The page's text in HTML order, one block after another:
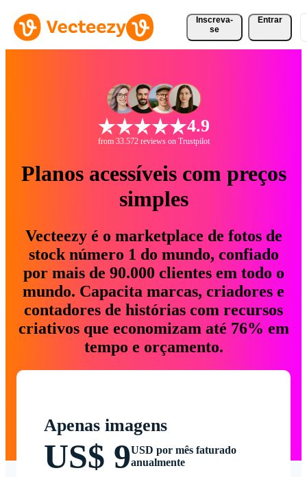
Inscreva-
se
Entrar
4.9
from 33.572 reviews on Trustpilot
Planos acessíveis com preços
simples
Vecteezy é o marketplace de fotos de
stock número 1 do mundo, confiado
por mais de 90.000 clientes em todo o
mundo. Capacita marcas, criadores e
contadores de histórias com recursos
criativos que economizam até 76% em
tempo e orçamento.
Apenas imagens
US$ 9USD por mês faturado
anualmente